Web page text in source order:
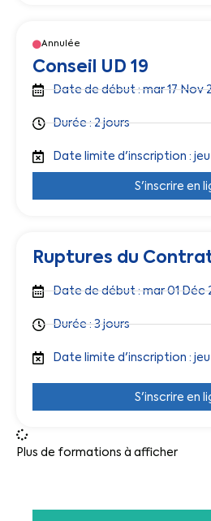
Conseil UD 19
Date de début : mar 17 Nov
Durée : 2 jours
Date limite d'inscription : jeu
S'inscrire en
Annulée
Ruptures du
Date de début : mar 01 Déc
Durée : 3 jours
Date limite d'inscription :
S'inscrire en
Plus de formations à afficher